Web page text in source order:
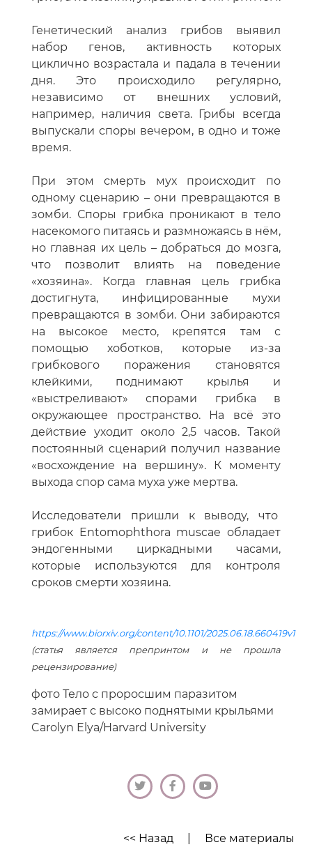
Генетический анализ грибов выявил
набор генов, активность которых
циклично возрастала и падала в течении
дня. Это происходило регулярно,
независимо от внешних условий,
например, наличия света. Грибы всегда
выпускали споры вечером, в одно и тоже
время.
При этом смерть мух происходит по
одному сценарию – они превращаются в
зомби. Споры грибка проникают в тело
насекомого питаясь и размножаясь в нём,
но главная их цель – добраться до мозга,
что позволит влиять на поведение
«хозяина». Когда главная цель грибка
достигнута, инфицированные мухи
превращаются в зомби. Они забираются
на высокое место, крепятся там с
помощью хоботков, которые из-за
грибкового поражения становятся
клейкими, поднимают крылья и
«выстреливают» спорами грибка в
окружающее пространство. На всё это
действие уходит около 2,5 часов. Такой
постоянный сценарий получил название
«восхождение на вершину». К моменту
выхода спор сама муха уже мертва.
Исследователи пришли к выводу, что
грибок Entomophthora muscae обладает
эндогенными циркадными часами,
которые используются для контроля
сроков смерти хозяина.
https://www.biorxiv.org/content/10.1101/2025.06.18.660419v1
(статья является препринтом и не прошла
рецензирование)
фото Тело с проросшим паразитом
замирает с высоко поднятыми крыльями
Carolyn Elya/Harvard University
<< Назад
Все материалы